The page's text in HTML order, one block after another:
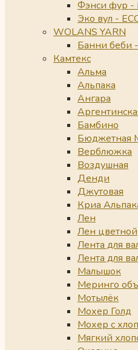
Фэнси фур -
Эко вул -
WOLANS YARN
Банни беби
Камтекс
Альма
Альпака
Ангара
Бамбино
Бюджетная
Верблюжка
Воздушная
Денди
Джутовая
Криа
Лен
Лен цветной
Лента для
Лента для
Малышок
Меринго
Мотылёк
Мохер Голд
Мохер с
Мягкий